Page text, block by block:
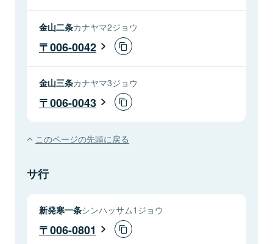
金山二条カナヤマ2ジョウ
006-0042
金山三条カナヤマ3ジョウ
006-0043
このページの先頭に戻る
サ行
新発寒一条シンハッサム1ジョウ
006-0801